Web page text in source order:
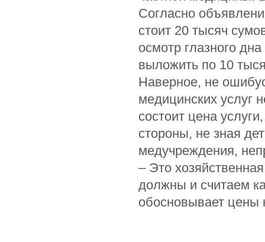
Согласно
стоит 20 тысяч
осмотр глазного
выложить по 10
Наверное, не
медицинских услуг
состоит цена
стороны, не зная
медучреждения,
– Это
должны и считаем
обосновывает цены